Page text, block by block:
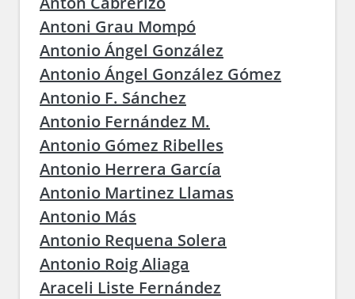
Antoni Grau Mompó
Antonio Ángel González
Antonio Ángel González Gómez
Antonio F. Sánchez
Antonio Fernández M.
Antonio Gómez Ribelles
Antonio Herrera García
Antonio Martinez Llamas
Antonio Más
Antonio Requena Solera
Antonio Roig Aliaga
Araceli Liste Fernández